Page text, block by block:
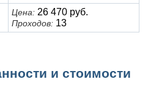
Цена: 26 470 руб.
Проходов: 13
и стоимости